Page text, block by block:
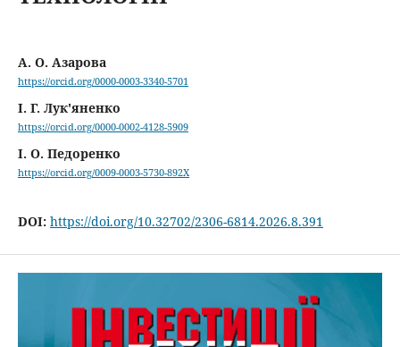
А. О. Азарова
https://orcid.org/0000-0003-3340-5701
І. Г. Лук'яненко
https://orcid.org/0000-0002-4128-5909
І. О. Педоренко
https://orcid.org/0009-0003-5730-892X
DOI: https://doi.org/10.32702/2306-6814.2026.8.391